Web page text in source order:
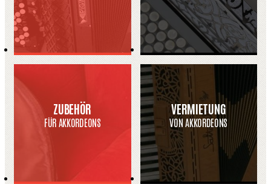
ZUBEHÖR
FÜR AKKORDEONS
VERMIETUNG
VON AKKORDEONS